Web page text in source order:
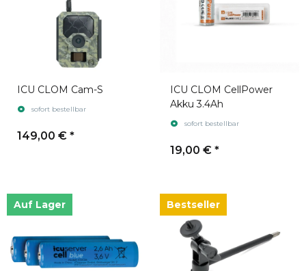
ICU CLOM Cam-S
sofort bestellbar
149,00 € *
ICU CLOM CellPower
Akku 3.4Ah
sofort bestellbar
19,00 € *
Auf Lager Bestseller